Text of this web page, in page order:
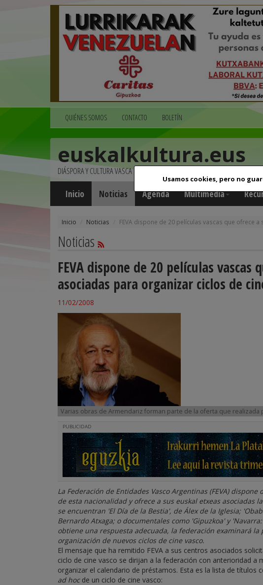
Usamos cookies, pero no
QUIÉNES SOMOS CONTACTO BOLETÍN
euskalkultura.eus
DIÁSPORA Y CULTURA VASCA
Inicio Noticias Agenda Multimedia
Inicio Noticias FEVA dispone de 20 películas vascas que ofrece
Noticias
FEVA dispone de 20 películas
asociadas para organizar ciclos de
11/02/2008
Varias obras de Armendariz forman parte de la oferta que realizada
PUBLICIDAD
La Federación de Entidades Vasco Argentinas (FEVA)
de esta nacionalidad y ofrece a sus euskal etxeas
se encuentran 'El Día de la Bestia', de Álex de la Iglesia;
Bernardo Atxaga; o documentales como 'Gipuzkoa' y
obtiene una respuesta adecuada, la federación examinará
organización de nuevos ciclos de cine vasco.
El mensaje que ha remitido FEVA a sus centros asociados
ciclo de cine vasco se dirijan a la federación con anterioridad
organizar el calendario de préstamos. Esta es la lista de
ad hocde un ciclo de cine vasco: